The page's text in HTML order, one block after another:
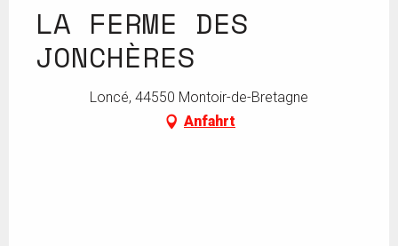
LA FERME DES
JONCHÈRES
Loncé, 44550 Montoir-de-Bretagne
Anfahrt